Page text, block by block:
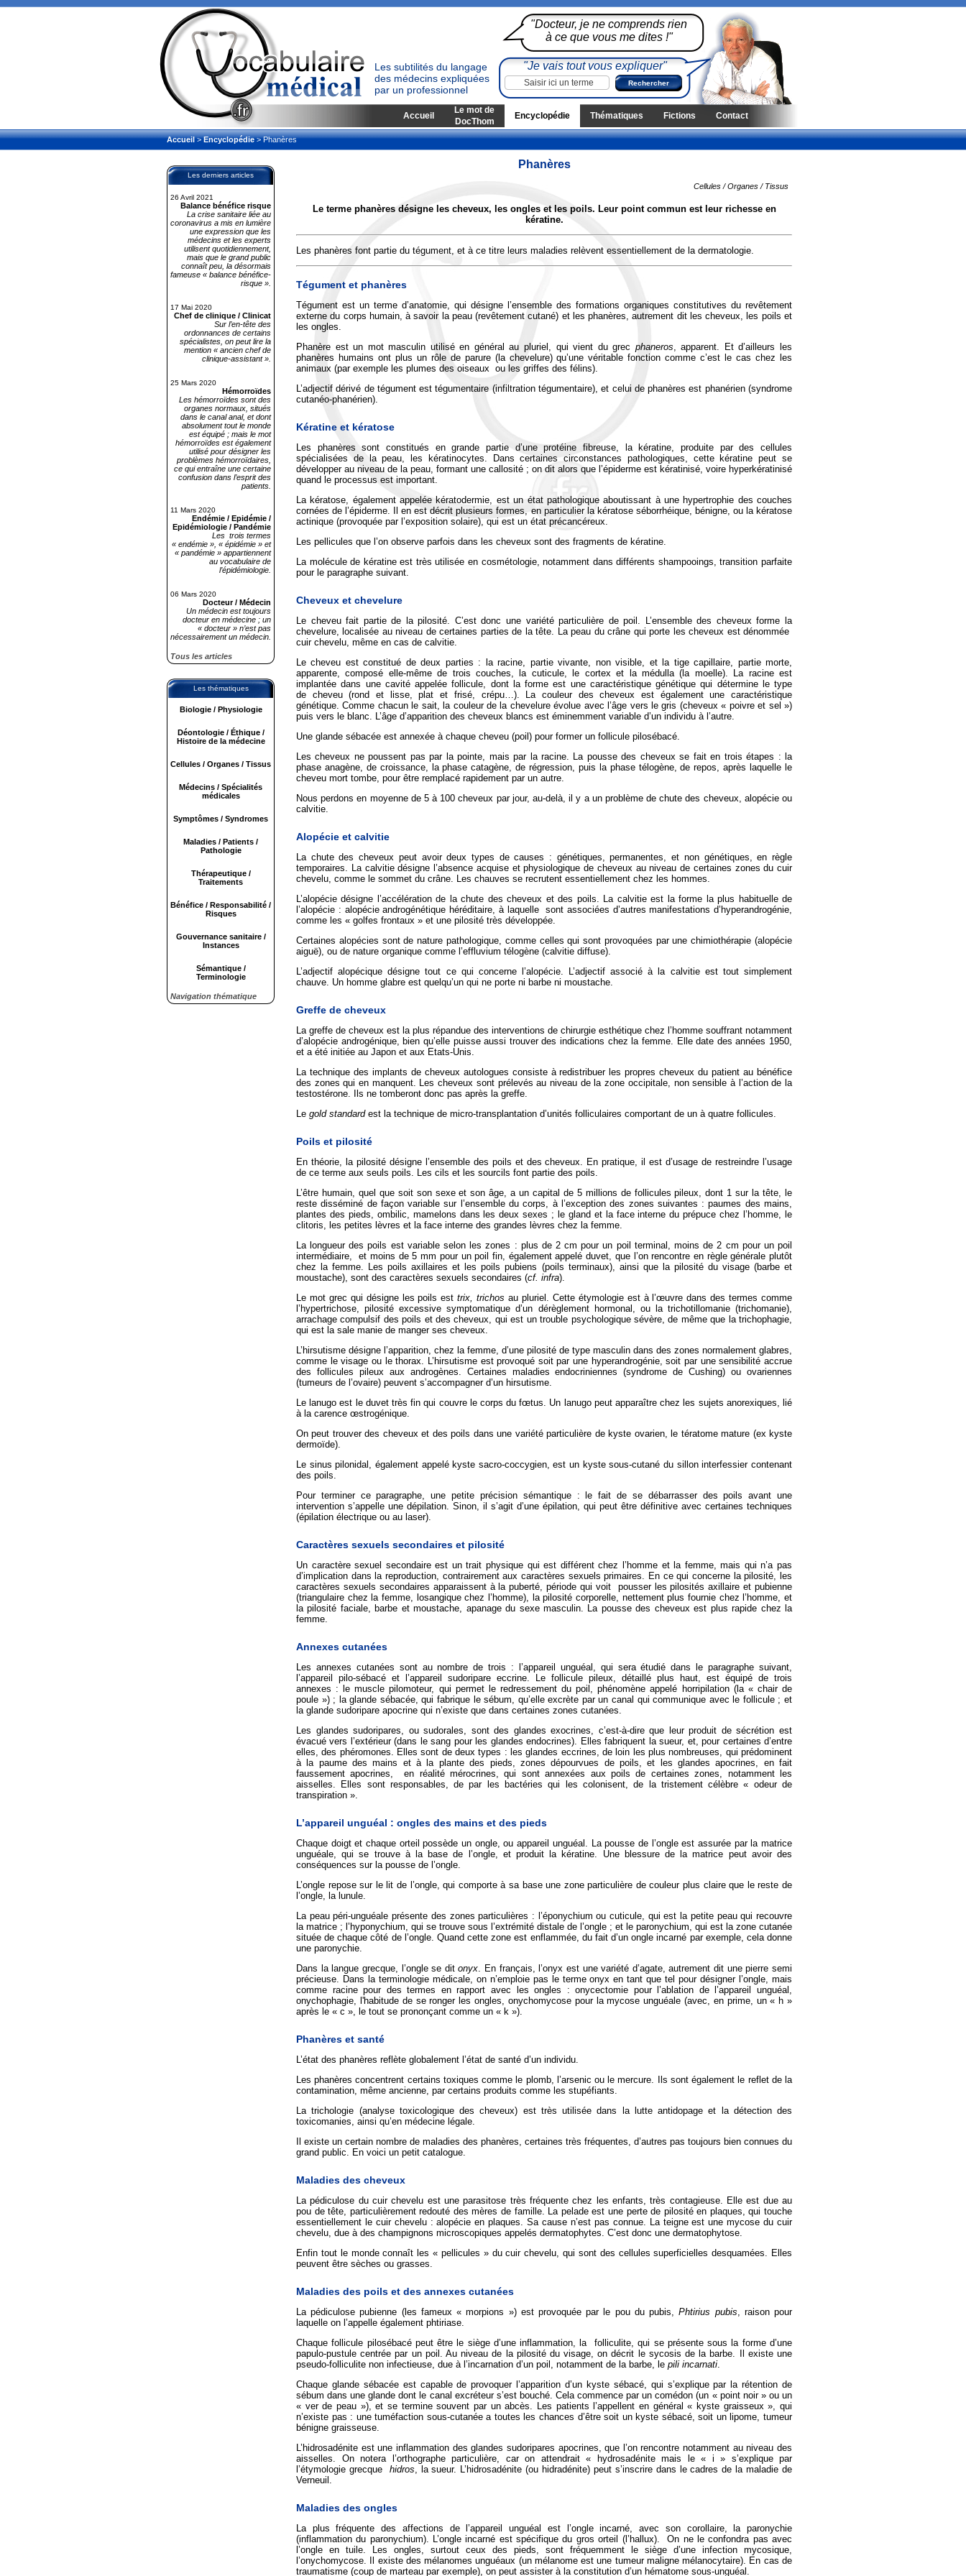
Les subtilités du langage
des médecins expliquées
par un professionnel
"Docteur, je ne comprends rien
à ce que vous me dites !"
"Je vais tout vous expliquer"
Accueil
Le mot de
DocThom
Encyclopédie Thématiques Fictions Contact
Accueil>Encyclopédie> Phanères
Les derniers articles
26 Avril 2021
Balance bénéfice risque
La crise sanitaire liée au
coronavirus a mis en lumière
une expression que les
médecins et les experts
utilisent quotidiennement,
mais que le grand public
connaît peu, la désormais
fameuse « balance bénéfice-
risque ».
17 Mai 2020
Chef de clinique / Clinicat
Sur l’en-tête des
ordonnances de certains
spécialistes, on peut lire la
mention « ancien chef de
clinique-assistant ».
25 Mars 2020
Hémorroïdes
Les hémorroïdes sont des
organes normaux, situés
dans le canal anal, et dont
absolument tout le monde
est équipé ; mais le mot
hémorroïdes est également
utilisé pour désigner les
problèmes hémorroïdaires,
ce qui entraîne une certaine
confusion dans l’esprit des
patients.
11 Mars 2020
Endémie / Epidémie /
Epidémiologie / Pandémie
Les trois termes
« endémie », « épidémie » et
« pandémie » appartiennent
au vocabulaire de
l’épidémiologie.
06 Mars 2020
Docteur / Médecin
Un médecin est toujours
docteur en médecine ; un
« docteur » n’est pas
nécessairement un médecin.
Tous les articles
Les thématiques
Biologie / Physiologie
Déontologie / Éthique /
Histoire de la médecine
Cellules / Organes / Tissus
Médecins / Spécialités
médicales
Symptômes / Syndromes
Maladies / Patients /
Pathologie
Thérapeutique /
Traitements
Bénéfice / Responsabilité /
Risques
Gouvernance sanitaire /
Instances
Sémantique /
Terminologie
Navigation thématique
Phanères
Cellules / Organes / Tissus
Le terme phanères désigne les cheveux, les ongles et les poils. Leur point commun est leur richesse en
kératine.
Les phanères font partie du tégument, et à ce titre leurs maladies relèvent essentiellement de la dermatologie.
Tégument et phanères
Tégument est un terme d’anatomie, qui désigne l’ensemble des formations organiques constitutives du revêtement
externe du corps humain, à savoir la peau (revêtement cutané) et les phanères, autrement dit les cheveux, les poils et
les ongles.
Phanère est un mot masculin utilisé en général au pluriel, qui vient du grec phaneros , apparent. Et d’ailleurs les
phanères humains ont plus un rôle de parure (la chevelure) qu’une véritable fonction comme c’est le cas chez les
animaux (par exemple les plumes des oiseaux ou les griffes des félins).
L’adjectif dérivé de tégument est tégumentaire (infiltration tégumentaire), et celui de phanères est phanérien (syndrome
cutanéo-phanérien).
Kératine et kératose
Les phanères sont constitués en grande partie d’une protéine fibreuse, la kératine, produite par des cellules
spécialisées de la peau, les kératinocytes. Dans certaines circonstances pathologiques, cette kératine peut se
développer au niveau de la peau, formant une callosité ; on dit alors que l’épiderme est kératinisé, voire hyperkératinisé
quand le processus est important.
La kératose, également appelée kératodermie, est un état pathologique aboutissant à une hypertrophie des couches
cornées de l’épiderme. Il en est décrit plusieurs formes, en particulier la kératose séborrhéique, bénigne, ou la kératose
actinique (provoquée par l’exposition solaire), qui est un état précancéreux.
Les pellicules que l’on observe parfois dans les cheveux sont des fragments de kératine.
La molécule de kératine est très utilisée en cosmétologie, notamment dans différents shampooings, transition parfaite
pour le paragraphe suivant.
Cheveux et chevelure
Le cheveu fait partie de la pilosité. C’est donc une variété particulière de poil. L’ensemble des cheveux forme la
chevelure, localisée au niveau de certaines parties de la tête. La peau du crâne qui porte les cheveux est dénommée
cuir chevelu, même en cas de calvitie.
Le cheveu est constitué de deux parties : la racine, partie vivante, non visible, et la tige capillaire, partie morte,
apparente, composé elle-même de trois couches, la cuticule, le cortex et la médulla (la moelle). La racine est
implantée dans une cavité appelée follicule, dont la forme est une caractéristique génétique qui détermine le type
de cheveu (rond et lisse, plat et frisé, crépu…). La couleur des cheveux est également une caractéristique
génétique. Comme chacun le sait, la couleur de la chevelure évolue avec l’âge vers le gris (cheveux « poivre et sel »)
puis vers le blanc. L’âge d’apparition des cheveux blancs est éminemment variable d’un individu à l’autre.
Une glande sébacée est annexée à chaque cheveu (poil) pour former un follicule pilosébacé.
Les cheveux ne poussent pas par la pointe, mais par la racine. La pousse des cheveux se fait en trois étapes : la
phase anagène, de croissance, la phase catagène, de régression, puis la phase télogène, de repos, après laquelle le
cheveu mort tombe, pour être remplacé rapidement par un autre.
Nous perdons en moyenne de 5 à 100 cheveux par jour, au-delà, il y a un problème de chute des cheveux, alopécie ou
calvitie.
Alopécie et calvitie
La chute des cheveux peut avoir deux types de causes : génétiques, permanentes, et non génétiques, en règle
temporaires. La calvitie désigne l’absence acquise et physiologique de cheveux au niveau de certaines zones du cuir
chevelu, comme le sommet du crâne. Les chauves se recrutent essentiellement chez les hommes.
L’alopécie désigne l’accélération de la chute des cheveux et des poils. La calvitie est la forme la plus habituelle de
l’alopécie : alopécie androgénétique héréditaire, à laquelle sont associées d’autres manifestations d’hyperandrogénie,
comme les « golfes frontaux » et une pilosité très développée.
Certaines alopécies sont de nature pathologique, comme celles qui sont provoquées par une chimiothérapie (alopécie
aiguë), ou de nature organique comme l’effluvium télogène (calvitie diffuse).
L’adjectif alopécique désigne tout ce qui concerne l’alopécie. L’adjectif associé à la calvitie est tout simplement
chauve. Un homme glabre est quelqu’un qui ne porte ni barbe ni moustache.
Greffe de cheveux
La greffe de cheveux est la plus répandue des interventions de chirurgie esthétique chez l’homme souffrant notamment
d’alopécie androgénique, bien qu’elle puisse aussi trouver des indications chez la femme. Elle date des années 1950,
et a été initiée au Japon et aux Etats-Unis.
La technique des implants de cheveux autologues consiste à redistribuer les propres cheveux du patient au bénéfice
des zones qui en manquent. Les cheveux sont prélevés au niveau de la zone occipitale, non sensible à l’action de la
testostérone. Ils ne tomberont donc pas après la greffe.
Le gold standardest la technique de micro-transplantation d’unités folliculaires comportant de un à quatre follicules.
Poils et pilosité
En théorie, la pilosité désigne l’ensemble des poils et des cheveux. En pratique, il est d’usage de restreindre l’usage
de ce terme aux seuls poils. Les cils et les sourcils font partie des poils.
L’être humain, quel que soit son sexe et son âge, a un capital de 5 millions de follicules pileux, dont 1 sur la tête, le
reste disséminé de façon variable sur l’ensemble du corps, à l’exception des zones suivantes : paumes des mains,
plantes des pieds, ombilic, mamelons dans les deux sexes ; le gland et la face interne du prépuce chez l’homme, le
clitoris, les petites lèvres et la face interne des grandes lèvres chez la femme.
La longueur des poils est variable selon les zones : plus de 2 cm pour un poil terminal, moins de 2 cm pour un poil
intermédiaire, et moins de 5 mm pour un poil fin, également appelé duvet, que l’on rencontre en règle générale plutôt
chez la femme. Les poils axillaires et les poils pubiens (poils terminaux), ainsi que la pilosité du visage (barbe et
moustache), sont des caractères sexuels secondaires (cf. infra).
Le mot grec qui désigne les poils esttrix, trichos au pluriel. Cette étymologie est à l’œuvre dans des termes comme
l’hypertrichose, pilosité excessive symptomatique d’un dérèglement hormonal, ou la trichotillomanie (trichomanie),
arrachage compulsif des poils et des cheveux, qui est un trouble psychologique sévère, de même que la trichophagie,
qui est la sale manie de manger ses cheveux.
L’hirsutisme désigne l’apparition, chez la femme, d’une pilosité de type masculin dans des zones normalement glabres,
comme le visage ou le thorax. L’hirsutisme est provoqué soit par une hyperandrogénie, soit par une sensibilité accrue
des follicules pileux aux androgènes. Certaines maladies endocriniennes (syndrome de Cushing) ou ovariennes
(tumeurs de l’ovaire) peuvent s’accompagner d’un hirsutisme.
Le lanugo est le duvet très fin qui couvre le corps du fœtus. Un lanugo peut apparaître chez les sujets anorexiques, lié
à la carence œstrogénique.
On peut trouver des cheveux et des poils dans une variété particulière de kyste ovarien, le tératome mature (ex kyste
dermoïde).
Le sinus pilonidal, également appelé kyste sacro-coccygien, est un kyste sous-cutané du sillon interfessier contenant
des poils.
Pour terminer ce paragraphe, une petite précision sémantique : le fait de se débarrasser des poils avant une
intervention s’appelle une dépilation. Sinon, il s’agit d’une épilation, qui peut être définitive avec certaines techniques
(épilation électrique ou au laser).
Caractères sexuels secondaires et pilosité
Un caractère sexuel secondaire est un trait physique qui est différent chez l’homme et la femme, mais qui n’a pas
d’implication dans la reproduction, contrairement aux caractères sexuels primaires. En ce qui concerne la pilosité, les
caractères sexuels secondaires apparaissent à la puberté, période qui voit pousser les pilosités axillaire et pubienne
(triangulaire chez la femme, losangique chez l’homme), la pilosité corporelle, nettement plus fournie chez l’homme, et
la pilosité faciale, barbe et moustache, apanage du sexe masculin. La pousse des cheveux est plus rapide chez la
femme.
Annexes cutanées
Les annexes cutanées sont au nombre de trois : l’appareil unguéal, qui sera étudié dans le paragraphe suivant,
l’appareil pilo-sébacé et l’appareil sudoripare eccrine. Le follicule pileux, détaillé plus haut, est équipé de trois
annexes : le muscle pilomoteur, qui permet le redressement du poil, phénomène appelé horripilation (la « chair de
poule ») ; la glande sébacée, qui fabrique le sébum, qu’elle excrète par un canal qui communique avec le follicule ; et
la glande sudoripare apocrine qui n’existe que dans certaines zones cutanées.
Les glandes sudoripares, ou sudorales, sont des glandes exocrines, c’est-à-dire que leur produit de sécrétion est
évacué vers l’extérieur (dans le sang pour les glandes endocrines). Elles fabriquent la sueur, et, pour certaines d’entre
elles, des phéromones. Elles sont de deux types : les glandes eccrines, de loin les plus nombreuses, qui prédominent
à la paume des mains et à la plante des pieds, zones dépourvues de poils, et les glandes apocrines, en fait
faussement apocrines, en réalité mérocrines, qui sont annexées aux poils de certaines zones, notamment les
aisselles. Elles sont responsables, de par les bactéries qui les colonisent, de la tristement célèbre « odeur de
transpiration ».
L’appareil unguéal : ongles des mains et des pieds
Chaque doigt et chaque orteil possède un ongle, ou appareil unguéal. La pousse de l’ongle est assurée par la matrice
unguéale, qui se trouve à la base de l’ongle, et produit la kératine. Une blessure de la matrice peut avoir des
conséquences sur la pousse de l’ongle.
L’ongle repose sur le lit de l’ongle, qui comporte à sa base une zone particulière de couleur plus claire que le reste de
l’ongle, la lunule.
La peau péri-unguéale présente des zones particulières : l’éponychium ou cuticule, qui est la petite peau qui recouvre
la matrice ; l’hyponychium, qui se trouve sous l’extrémité distale de l’ongle ; et le paronychium, qui est la zone cutanée
située de chaque côté de l’ongle. Quand cette zone est enflammée, du fait d’un ongle incarné par exemple, cela donne
une paronychie.
Dans la langue grecque, l’ongle se ditonyx . En français, l’onyx est une variété d’agate, autrement dit une pierre semi
précieuse. Dans la terminologie médicale, on n’emploie pas le terme onyx en tant que tel pour désigner l’ongle, mais
comme racine pour des termes en rapport avec les ongles : onycectomie pour l’ablation de l’appareil unguéal,
onychophagie, l'habitude de se ronger les ongles, onychomycose pour la mycose unguéale (avec, en prime, un « h »
après le « c », le tout se prononçant comme un « k »).
Phanères et santé
L’état des phanères reflète globalement l’état de santé d’un individu.
Les phanères concentrent certains toxiques comme le plomb, l’arsenic ou le mercure. Ils sont également le reflet de la
contamination, même ancienne, par certains produits comme les stupéfiants.
La trichologie (analyse toxicologique des cheveux) est très utilisée dans la lutte antidopage et la détection des
toxicomanies, ainsi qu’en médecine légale.
Il existe un certain nombre de maladies des phanères, certaines très fréquentes, d’autres pas toujours bien connues du
grand public. En voici un petit catalogue.
Maladies des cheveux
La pédiculose du cuir chevelu est une parasitose très fréquente chez les enfants, très contagieuse. Elle est due au
pou de tête, particulièrement redouté des mères de famille. La pelade est une perte de pilosité en plaques, qui touche
essentiellement le cuir chevelu : alopécie en plaques. Sa cause n’est pas connue. La teigne est une mycose du cuir
chevelu, due à des champignons microscopiques appelés dermatophytes. C’est donc une dermatophytose.
Enfin tout le monde connaît les « pellicules » du cuir chevelu, qui sont des cellules superficielles desquamées. Elles
peuvent être sèches ou grasses.
Maladies des poils et des annexes cutanées
La pédiculose pubienne (les fameux « morpions ») est provoquée par le pou du pubis,Phtirius pubis , raison pour
laquelle on l’appelle également phtiriase.
Chaque follicule pilosébacé peut être le siège d’une inflammation, la folliculite, qui se présente sous la forme d’une
papulo-pustule centrée par un poil. Au niveau de la pilosité du visage, on décrit le sycosis de la barbe. Il existe une
pseudo-folliculite non infectieuse, due à l’incarnation d’un poil, notamment de la barbe, le pili incarnati
Chaque glande sébacée est capable de provoquer l’apparition d’un kyste sébacé, qui s’explique par la rétention de
sébum dans une glande dont le canal excréteur s’est bouché. Cela commence par un comédon (un « point noir » ou un
« ver de peau »), et se termine souvent par un abcès. Les patients l’appellent en général « kyste graisseux », qui
n’existe pas : une tuméfaction sous-cutanée a toutes les chances d’être soit un kyste sébacé, soit un lipome, tumeur
bénigne graisseuse.
L’hidrosadénite est une inflammation des glandes sudoripares apocrines, que l’on rencontre notamment au niveau des
aisselles. On notera l’orthographe particulière, car on attendrait « hydrosadénite mais le « i » s’explique par
l’étymologie grecque hidros , la sueur. L’hidrosadénite (ou hidradénite) peut s’inscrire dans le cadres de la maladie de
Verneuil.
Maladies des ongles
La plus fréquente des affections de l’appareil unguéal est l’ongle incarné, avec son corollaire, la paronychie
(inflammation du paronychium). L’ongle incarné est spécifique du gros orteil (l’hallux). On ne le confondra pas avec
l’ongle en tuile. Les ongles, surtout ceux des pieds, sont fréquemment le siège d’une infection mycosique,
l’onychomycose. Il existe des mélanomes unguéaux (un mélanome est une tumeur maligne mélanocytaire). En cas de
traumatisme (coup de marteau par exemple), on peut assister à la constitution d’un hématome sous-unguéal.